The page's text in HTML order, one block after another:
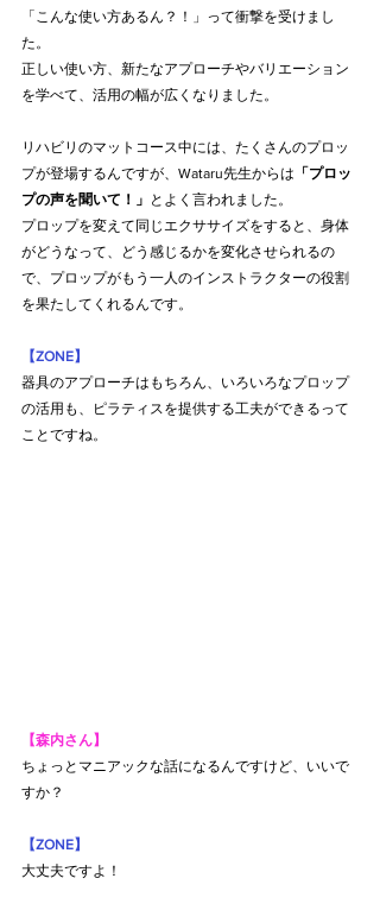
「こんな使い方あるん？！」って衝撃を受けまし
た。
正しい使い方、新たなアプローチやバリエーション
を学べて、活用の幅が広くなりました。
リハビリのマットコース中には、たくさんのプロッ
プが登場するんですが、Wataru先生からは 「プロッ
プの声を聞いて！」 とよく言われました。
プロップを変えて同じエクササイズをすると、身体
がどうなって、どう感じるかを変化させられるの
で、プロップがもう一人のインストラクターの役割
を果たしてくれるんです。
【ZONE】
器具のアプローチはもちろん、いろいろなプロップ
の活用も、ピラティスを提供する工夫ができるって
ことですね。
【森内さん】
ちょっとマニアックな話になるんですけど、いいで
すか？
【ZONE】
大丈夫ですよ！